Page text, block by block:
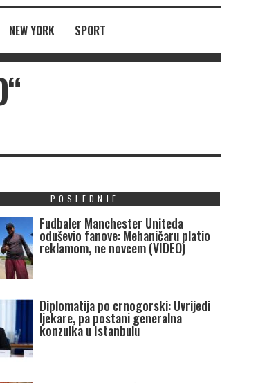
NEW YORK SPORT
POSLEDNJE
Fudbaler Manchester Uniteda
oduševio fanove: Mehaničaru platio
reklamom, ne novcem (VIDEO)
Diplomatija po crnogorski: Uvrijedi
ljekare, pa postani generalna
konzulka u Istanbulu